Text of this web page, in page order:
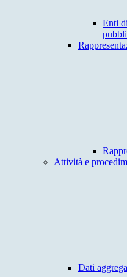
Enti
Attività e
Dati